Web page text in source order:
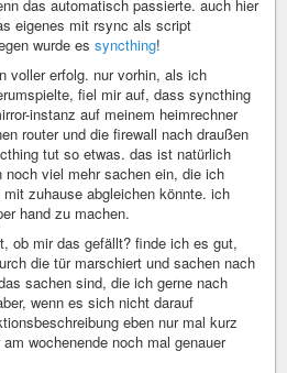
das automatisch passierte. auch hier
eigenes mit rsync als script
wurde es syncthing!
voller erfolg. nur vorhin, als ich
fiel mir auf, dass syncthing
instanz auf meinem heimrechner
router und die firewall nach draußen
tut so etwas. das ist natürlich
viel mehr sachen ein, die ich
zuhause abgleichen könnte. ich
hand zu machen.
ob mir das gefällt? finde ich es gut,
die tür marschiert und sachen nach
sachen sind, die ich gerne nach
wenn es sich nicht darauf
eben nur mal kurz
wochenende noch mal genauer